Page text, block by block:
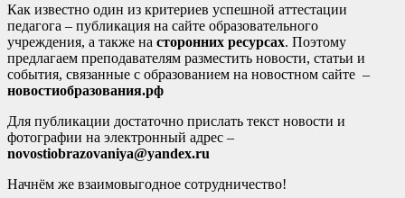
Как известно один из критериев успешной аттестации
педагога – публикация на сайте образовательного
учреждения, а также на сторонних ресурсах. Поэтому
предлагаем преподавателям разместить новости, статьи и
события, связанные с образованием на новостном сайте –
новостиобразования.рф
Для публикации достаточно прислать текст новости и
фотографии на электронный адрес –
novostiobrazovaniya@yandex.ru
Начнём же взаимовыгодное сотрудничество!